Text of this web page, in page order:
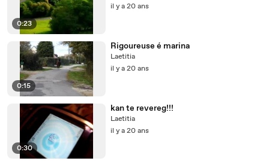
0:23
il y a 20 ans
0:15
Rigoureuse é marina
Laetitia
il y a 20 ans
0:30
kan te revereg!!!
Laetitia
il y a 20 ans